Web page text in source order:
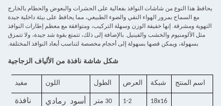
يحافظ هذا النوع من شاشات النوافذ بفعالية على الحشرات والبعوض والحطام بالخارج
مع السماح بمرور الهواء النقي والضوء الطبيعي، مما يحافظ على بيئة داخلية جيدة
التهوية ومشرقة. إنها خفيفة الوزن وسهلة التركيب، ومتوافقة مع معظم إطارات النوافذ
مثل الألومنيوم والخشب والفينيل. بالإضافة إلى ذلك، تتمتع بقوة شد جيدة، ولا تتمزق
بسهولة، ويمكن قصها بسهولة إلى أحجام مخصصة لتناسب أبعاد النوافذ المختلفة.
شكل شاشة نافذة من الألياف الزجاجية
اسم المنتج شبكة العرض الطول اللون مفيد
18x16
1-2
30 متر
أسود
رمادي
نافذة